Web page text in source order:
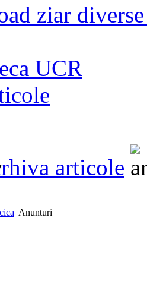
ziar
UCR
articole
Anunturi